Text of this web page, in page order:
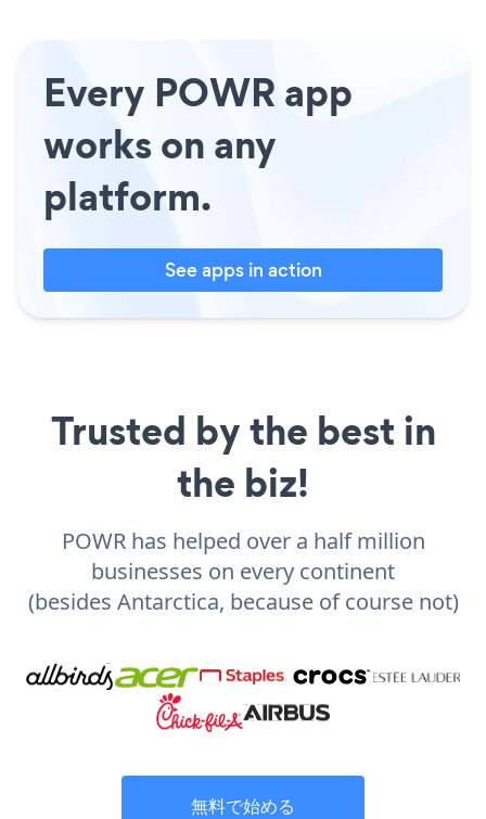
Every POWR app
works on any
platform.
See apps in action
Trusted by the best in
the biz!
POWR has helped over a half million
businesses on every continent
(besides Antarctica, because of course not)
無料で始める